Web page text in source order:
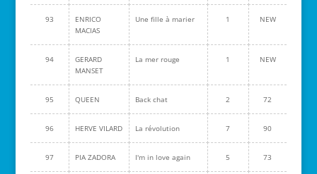
93
ENRICO
MACIAS
Une fille à marier 1 NEW
94
GERARD
MANSET
La mer rouge 1 NEW
95 QUEEN Back chat 2 72
96 HERVE VILARD La révolution 7 90
97 PIA ZADORA I'm in love again 5 73